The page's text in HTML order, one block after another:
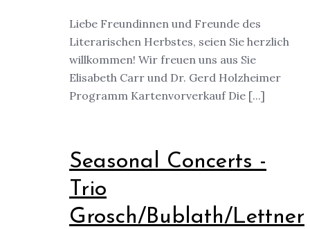
Liebe Freundinnen und Freunde des
Literarischen Herbstes, seien Sie herzlich
willkommen! Wir freuen uns aus Sie
Elisabeth Carr und Dr. Gerd Holzheimer
Programm Kartenvorverkauf Die [...]
Seasonal Concerts -
Trio
Grosch/Bublath/Lettner